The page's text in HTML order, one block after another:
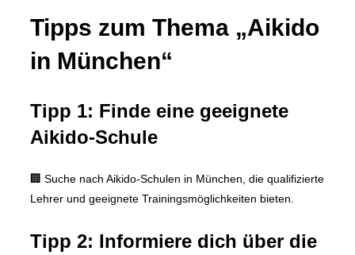
Tipps zum Thema „Aikido
in München“
Tipp 1: Finde eine geeignete
Aikido-Schule
🏢 Suche nach Aikido-Schulen in München, die qualifizierte
Lehrer und geeignete Trainingsmöglichkeiten bieten.
Tipp 2: Informiere dich über die